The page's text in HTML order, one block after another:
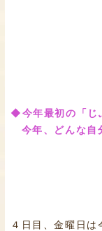
◆今年最初の「じ
今年、どんな自
４日目、金曜日